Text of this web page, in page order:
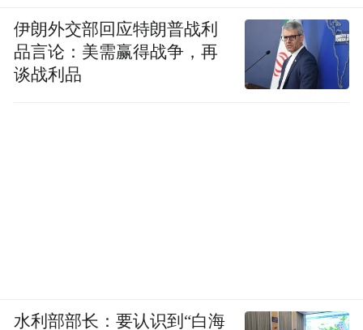
伊朗外交部回应特朗普战利
品言论：美需赢得战争，再
谈战利品
水利部部长：要认识到“白海